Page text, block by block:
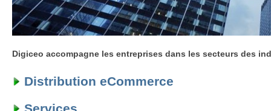
Digiceo accompagne les entreprises dans les secteurs des
Distribution eCommerce